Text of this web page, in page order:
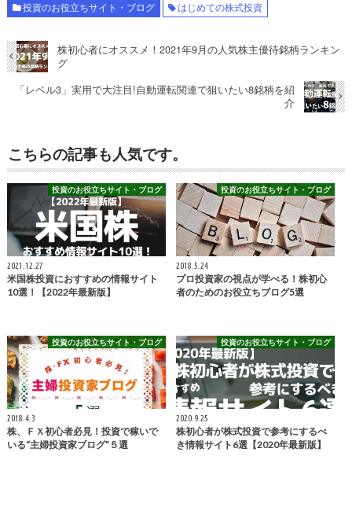
投資のお役立ちサイト・ブログ はじめての株式投資
株初心者にオススメ！2021年9月の人気株主優待銘柄ランキン
グ
「レベル3」実用で大注目!自動運転関連で狙いたい8銘柄を紹
介
こちらの記事も人気です。
投資のお役立ちサイト・ブログ
2021.12.27
米国株投資におすすめの情報サイト
10選！【2022年最新版】
投資のお役立ちサイト・ブログ
2018.5.24
プロ投資家の視点が学べる！株初心
者のためのお役立ちブログ5選
投資のお役立ちサイト・ブログ
2018.4.3
株、ＦＸ初心者必見！投資で稼いで
いる“主婦投資家ブログ”５選
投資のお役立ちサイト・ブログ
2020.9.25
株初心者が株式投資で参考にするべ
き情報サイト6選【2020年最新版】